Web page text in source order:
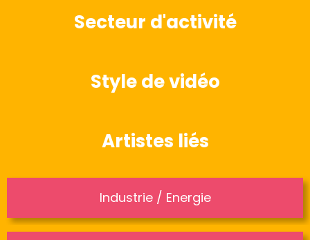
Secteur d'activité
Style de vidéo
Artistes liés
Industrie / Energie